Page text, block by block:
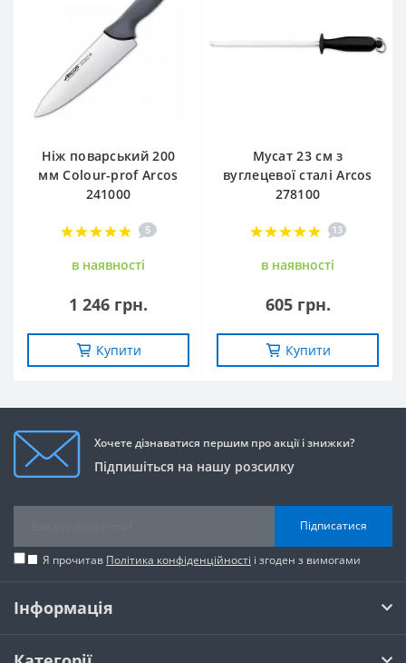
Ніж поварський 200
мм Сolour-prof Arcos
241000
5
в наявностi
1 246 грн.
Купити
Мусат 23 см з
вуглецевої сталі Arcos
278100
13
в наявностi
605 грн.
Купити
Хочете дізнаватися першим про акції і знижки?
Підпишіться на нашу розсилку
Підписатися
Я прочитав Політика конфіденційності і згоден з вимогами
Інформація